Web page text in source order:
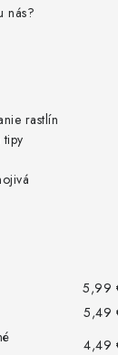
nás?
rastlín
5,99
5,49
4,49